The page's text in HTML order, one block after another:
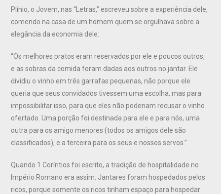
Plínio, o Jovem, nas “Letras,” escreveu sobre a experiência dele,
comendo na casa de um homem quem se orgulhava sobre a
elegância da economia dele:
“Os melhores pratos eram reservados por ele e poucos outros,
e as sobras da comida foram dadas aos outros no jantar. Ele
dividiu o vinho em três garrafas pequenas, não porque ele
queria que seus convidados tivessem uma escolha, mas para
impossibilitar isso, para que eles não poderiam recusar o vinho
ofertado. Uma porção foi destinada para ele e para nós, uma
outra para os amigo menores (todos os amigos dele são
classificados), e a terceira para os seus e nossos servos.”
Quando 1 Coríntios foi escrito, a tradição de hospitalidade no
Império Romano era assim. Jantares foram hospedados pelos
ricos, porque somente os ricos tinham espaço para hospedar